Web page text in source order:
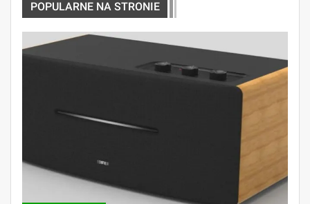
POPULARNE NA STRONIE